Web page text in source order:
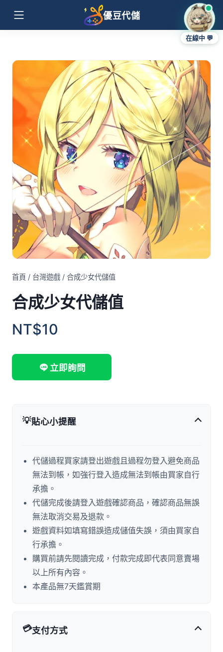
優豆代儲
首頁 / 台灣遊戲 / 合成少女代儲值
合成少女代儲值
NT$10
立即詢問
💡貼心小提醒
代儲過程買家請登出遊戲且過程勿登入避免商品
無法到帳，如強行登入造成無法到帳由買家自行
承擔。
代儲完成後請登入遊戲確認商品，確認商品無誤
無法取消交易及退款。
遊戲資料如填寫錯誤造成儲值失誤，須由買家自
行承擔。
購買前請先閱讀完成，付款完成即代表同意賣場
以上所有內容。
本產品無7天鑑賞期
💳支付方式
在線中 💬